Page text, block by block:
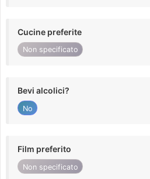
Cucine preferite
Non specificato
Bevi alcolici?
No
Film preferito
Non specificato